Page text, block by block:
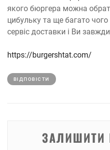
якого бюргера можна
цибульку та ще багато
сервіс доставки і Ви
https://burgershtat.com/
ВІДПОВІCТИ
ЗАЛИШИТИ